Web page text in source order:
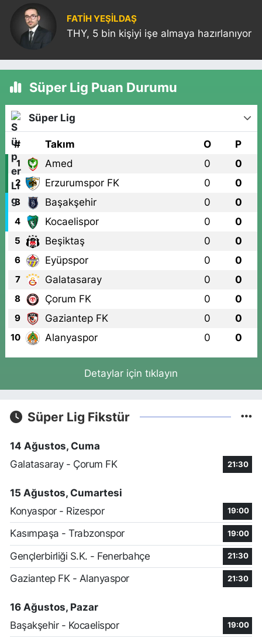
FATIH YEŞİLDAŞ
THY, 5 bin kişiyi işe almaya hazırlanıyor
Süper Lig Puan Durumu
Süper Lig
# Takım O P
1 Amed 0 0
2 Erzurumspor FK 0 0
3 Başakşehir 0 0
4 Kocaelispor 0 0
5 Beşiktaş 0 0
6 Eyüpspor 0 0
7 Galatasaray 0 0
8 Çorum FK 0 0
9 Gaziantep FK 0 0
10 Alanyaspor 0 0
Detaylar için tıklayın
Süper Lig Fikstür
14 Ağustos, Cuma
Galatasaray - Çorum FK
21:30
15 Ağustos, Cumartesi
Konyaspor - Rizespor
19:00
Kasımpaşa - Trabzonspor 19:00
Gençlerbirliği S.K. - Fenerbahçe 21:30
Gaziantep FK - Alanyaspor 21:30
16 Ağustos, Pazar
Başakşehir - Kocaelispor
19:00